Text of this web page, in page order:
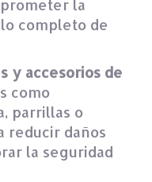
la
completo de
y accesorios de
como
parrillas o
reducir daños
la seguridad